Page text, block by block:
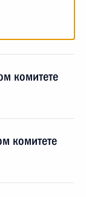
комитете
комитете